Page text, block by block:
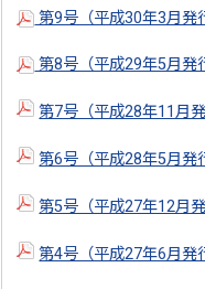
第9号（平成30年3月発
第8号（平成29年5月発
第7号（平成28年11月発
第6号（平成28年5月発
第5号（平成27年12月
第4号（平成27年6月発